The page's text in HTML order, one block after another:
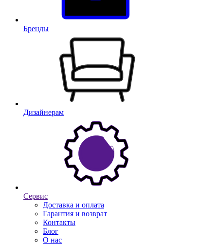
Бренды
Дизайнерам
Сервис
Доставка и оплата
Гарантия и возврат
Контакты
Блог
О нас